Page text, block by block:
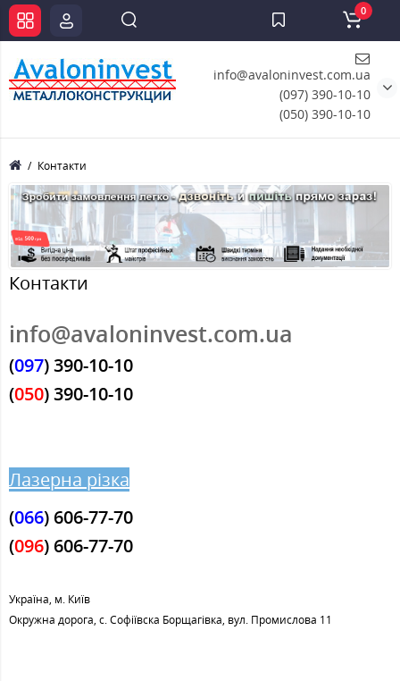
info@avaloninvest.com.ua
(097) 390-10-10
(050) 390-10-10
0
Контакти
Контакти
info@avaloninvest.com.ua
(097) 390-10-10
(050) 390-10-10
Лазерна різка
(066) 606-77-70
(096) 606-77-70
Україна, м. Київ
Окружна дорога, с. Софіївска Борщагівка, вул. Промислова 11